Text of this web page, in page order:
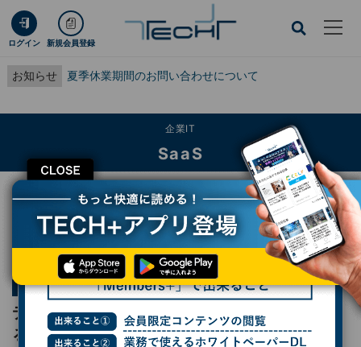
ログイン 新規会員登録
お知らせ 夏季休業期間のお問い合わせについて
CLOSE
企業IT
SaaS
TECH+ 企業IT
SaaS
デザインを手軽に複製、書式だけをコピーする方法
第6回 知って得するWord使いこなし術
デザインを手軽に複製、書式だけをコピーす
る方法